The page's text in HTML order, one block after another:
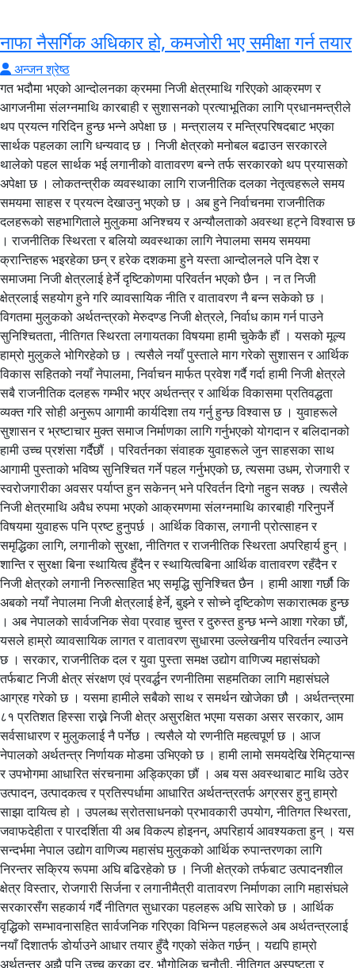
नाफा नैसर्गिक अधिकार हो, कमजोरी भए समीक्षा गर्न तयार
अन्जन श्रेष्ठ
गत भदौमा भएको आन्दोलनका क्रममा निजी क्षेत्रमाथि गरिएको आक्रमण र
आगजनीमा संलग्नमाथि कारबाही र सुशासनको प्रत्याभूतिका लागि प्रधानमन्त्रीले
थप प्रयत्न गरिदिन हुन्छ भन्ने अपेक्षा छ । मन्त्रालय र मन्त्रिपरिषदबाट भएका
सार्थक पहलका लागि धन्यवाद छ । निजी क्षेत्रको मनोबल बढाउन सरकारले
थालेको पहल सार्थक भई लगानीको वातावरण बन्ने तर्फ सरकारको थप प्रयासको
अपेक्षा छ । लोकतन्त्रीक व्यवस्थाका लागि राजनीतिक दलका नेतृत्वहरूले समय
समयमा साहस र प्रयत्न देखाउनु भएको छ । अब हुने निर्वाचनमा राजनीतिक
दलहरूको सहभागिताले मुलुकमा अनिश्चय र अन्यौलताको अवस्था हट्ने विश्वास छ
। राजनीतिक स्थिरता र बलियो व्यवस्थाका लागि नेपालमा समय समयमा
क्रान्तिहरू भइरहेका छन् र हरेक दशकमा हुने यस्ता आन्दोलनले पनि देश र
समाजमा निजी क्षेत्रलाई हेर्ने दृष्टिकोणमा परिवर्तन भएको छैन । न त निजी
क्षेत्रलाई सहयोग हुने गरि व्यावसायिक नीति र वातावरण नै बन्न सकेको छ ।
विगतमा मुलुकको अर्थतन्त्रको मेरुदण्ड निजी क्षेत्रले, निर्वाध काम गर्न पाउने
सुनिश्चितता, नीतिगत स्थिरता लगायतका विषयमा हामी चुकेकै हौं । यसको मूल्य
हाम्रो मुलुकले भोगिरहेको छ । त्यसैले नयाँ पुस्ताले माग गरेको सुशासन र आर्थिक
विकास सहितको नयाँ नेपालमा, निर्वाचन मार्फत प्रवेश गर्दै गर्दा हामी निजी क्षेत्रले
सबै राजनीतिक दलहरू गम्भीर भएर अर्थतन्त्र र आर्थिक विकासमा प्रतिवद्धता
व्यक्त गरि सोही अनुरूप आगामी कार्यदिशा तय गर्नु हुन्छ विश्वास छ । युवाहरूले
सुशासन र भ्रष्टाचार मुक्त समाज निर्माणका लागि गर्नुभएको योगदान र बलिदानको
हामी उच्च प्रशंसा गर्दैछौं । परिवर्तनका संवाहक युवाहरूले जुन साहसका साथ
आगामी पुस्ताको भविष्य सुनिश्चित गर्ने पहल गर्नुभएको छ, त्यसमा उधम, रोजगारी र
स्वरोजगारीका अवसर पर्याप्त हुन सकेनन् भने परिवर्तन दिगो नहुन सक्छ । त्यसैले
निजी क्षेत्रमाथि अवैध रुपमा भएको आक्रमणमा संलग्नमाथि कारबाही गरिनुपर्ने
विषयमा युवाहरू पनि प्रष्ट हुनुपर्छ । आर्थिक विकास, लगानी प्रोत्साहन र
समृद्धिका लागि, लगानीको सुरक्षा, नीतिगत र राजनीतिक स्थिरता अपरिहार्य हुन् ।
शान्ति र सुरक्षा बिना स्थायित्व हुँदैन र स्थायित्वबिना आर्थिक वातावरण रहँदैन र
निजी क्षेत्रको लगानी निरुत्साहित भए समृद्धि सुनिश्चित छैन । हामी आशा गर्छौ कि
अबको नयाँ नेपालमा निजी क्षेत्रलाई हेर्ने, बुझ्ने र सोच्ने दृष्टिकोण सकारात्मक हुन्छ
। अब नेपालको सार्वजनिक सेवा प्रवाह चुस्त र दुरुस्त हुन्छ भन्ने आशा गरेका छौं,
यसले हाम्रो व्यावसायिक लागत र वातावरण सुधारमा उल्लेखनीय परिवर्तन ल्याउने
छ । सरकार, राजनीतिक दल र युवा पुस्ता समक्ष उद्योग वाणिज्य महासंघको
तर्फबाट निजी क्षेत्र संरक्षण एवं प्रवर्द्धन रणनीतिमा सहमतिका लागि महासंघले
आग्रह गरेको छ । यसमा हामीले सबैको साथ र समर्थन खोजेका छौ । अर्थतन्त्रमा
८१ प्रतिशत हिस्सा राख्ने निजी क्षेत्र असुरक्षित भएमा यसका असर सरकार, आम
सर्वसाधारण र मुलुकलाई नै पर्नेछ । त्यसैले यो रणनीति महत्वपूर्ण छ । आज
नेपालको अर्थतन्त्र निर्णायक मोडमा उभिएको छ । हामी लामो समयदेखि रेमिट्यान्स
र उपभोगमा आधारित संरचनामा अड्किएका छौं । अब यस अवस्थाबाट माथि उठेर
उत्पादन, उत्पादकत्व र प्रतिस्पर्धामा आधारित अर्थतन्त्रतर्फ अग्रसर हुनु हाम्रो
साझा दायित्व हो । उपलब्ध स्रोतसाधनको प्रभावकारी उपयोग, नीतिगत स्थिरता,
जवाफदेहीता र पारदर्शिता यी अब विकल्प होइनन्, अपरिहार्य आवश्यकता हुन् । यस
सन्दर्भमा नेपाल उद्योग वाणिज्य महासंघ मुलुकको आर्थिक रुपान्तरणका लागि
निरन्तर सक्रिय रूपमा अघि बढिरहेको छ । निजी क्षेत्रको तर्फबाट उत्पादनशील
क्षेत्र विस्तार, रोजगारी सिर्जना र लगानीमैत्री वातावरण निर्माणका लागि महासंघले
सरकारसँग सहकार्य गर्दै नीतिगत सुधारका पहलहरू अघि सारेको छ । आर्थिक
वृद्धिको सम्भावनासहित सार्वजनिक गरिएका विभिन्न पहलहरूले अब अर्थतन्त्रलाई
नयाँ दिशातर्फ डोर्याउने आधार तयार हुँदै गएको संकेत गर्छन् । यद्यपि हाम्रो
अर्थतन्त्र अझै पनि उच्च करका दर, भौगोलिक चुनौती, नीतिगत अस्पष्टता र